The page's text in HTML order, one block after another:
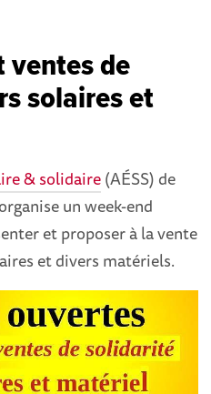
ventes de
solaires et
& solidaire(AÉSS) de
un week-end
et proposer à la vente
et divers matériels.